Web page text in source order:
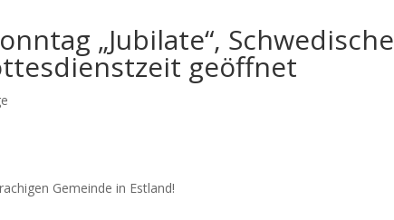
„Jubilate“, Schwedische
geöffnet
Gemeinde in Estland!